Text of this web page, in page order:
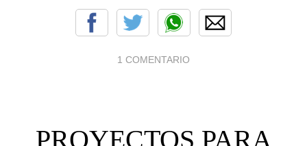
1 COMENTARIO
PROYECTOS PARA